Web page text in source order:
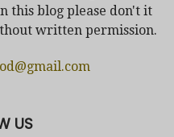
this blog please don't it
written permission.
US